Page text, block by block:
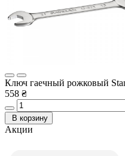
Ключ гаечный рожковый
558 ₴
В корзину
Акции